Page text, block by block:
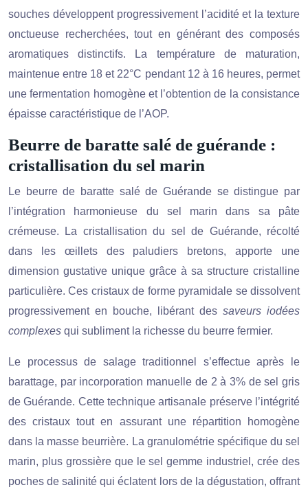
souches développent progressivement l’acidité et la texture
onctueuse recherchées, tout en générant des composés
aromatiques distinctifs. La température de maturation,
maintenue entre 18 et 22°C pendant 12 à 16 heures, permet
une fermentation homogène et l’obtention de la consistance
épaisse caractéristique de l’AOP.
Beurre de baratte salé de guérande :
cristallisation du sel marin
Le beurre de baratte salé de Guérande se distingue par
l’intégration harmonieuse du sel marin dans sa pâte
crémeuse. La cristallisation du sel de Guérande, récolté
dans les œillets des paludiers bretons, apporte une
dimension gustative unique grâce à sa structure cristalline
particulière. Ces cristaux de forme pyramidale se dissolvent
progressivement en bouche, libérant des saveurs iodées
complexes qui subliment la richesse du beurre fermier.
Le processus de salage traditionnel s’effectue après le
barattage, par incorporation manuelle de 2 à 3% de sel gris
de Guérande. Cette technique artisanale préserve l’intégrité
des cristaux tout en assurant une répartition homogène
dans la masse beurrière. La granulométrie spécifique du sel
marin, plus grossière que le sel gemme industriel, crée des
poches de salinité qui éclatent lors de la dégustation, offrant